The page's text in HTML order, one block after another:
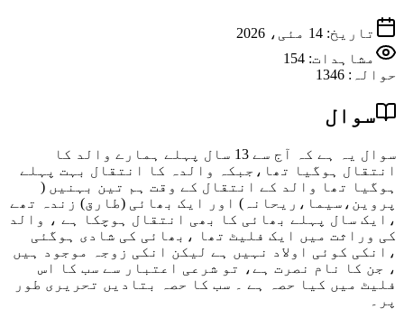
تاریخ: 14 مئی، 2026
مشاہدات: 154
حوالہ :
1346
سوال
سوال یہ ہے کہ آج سے 13 سال پہلے ہمارے والد کا
انتقال ہوگیا تھا،جبکہ والدہ کا انتقال بہت پہلے
ہوگیا تھا والد کے انتقال کے وقت ہم تین بہنیں (
پروین،سیما،ریحانہ) اور ایک بھائی (طارق) زندہ تھے
،ایک سال پہلے بھائی کا بھی انتقال ہوچکا ہے ، والد
کی وراثت میں ایک فلیٹ تھا ،بھائی کی شادی ہوگئی
،انکی کوئی اولاد نہیں ہے لیکن انکی زوجہ موجود ہیں
، جن کا نام نصرت ہے، تو شرعی اعتبار سے سب کا اس
فلیٹ میں کیا حصہ ہے ۔ سب کا حصہ بتادیں تحریری طور
پر۔